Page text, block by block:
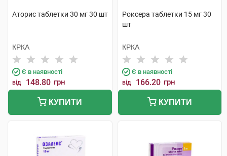
Аторис таблетки 30 мг 30 шт
КРКА
Є в наявності
від 148.80 грн
КУПИТИ
Роксера таблетки 15 мг 30
шт
КРКА
Є в наявності
від 166.20 грн
КУПИТИ